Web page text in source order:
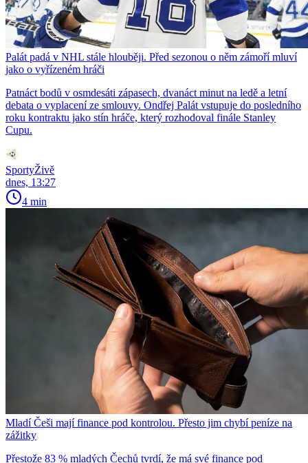
Palát padá v NHL stále hlouběji. Před sezonou o něm zámoří mluví
jako o vyřízeném hráči
Patnáct bodů v osmdesáti zápasech, dvanáct minut na ledě a letní
debata o vyplacení ze smlouvy. Ondřej Palát vstupuje do posledního
roku kontraktu jako stín hráče, který rozhodoval finále Stanley
Cupu.
SportyŽivě
dnes, 13:27
4 min
Mladí Češi mají finance pod kontrolou. Přesto jim chybí peníze na
zážitky
Přestože 83 % mladých Čechů tvrdí, že má své finance pod